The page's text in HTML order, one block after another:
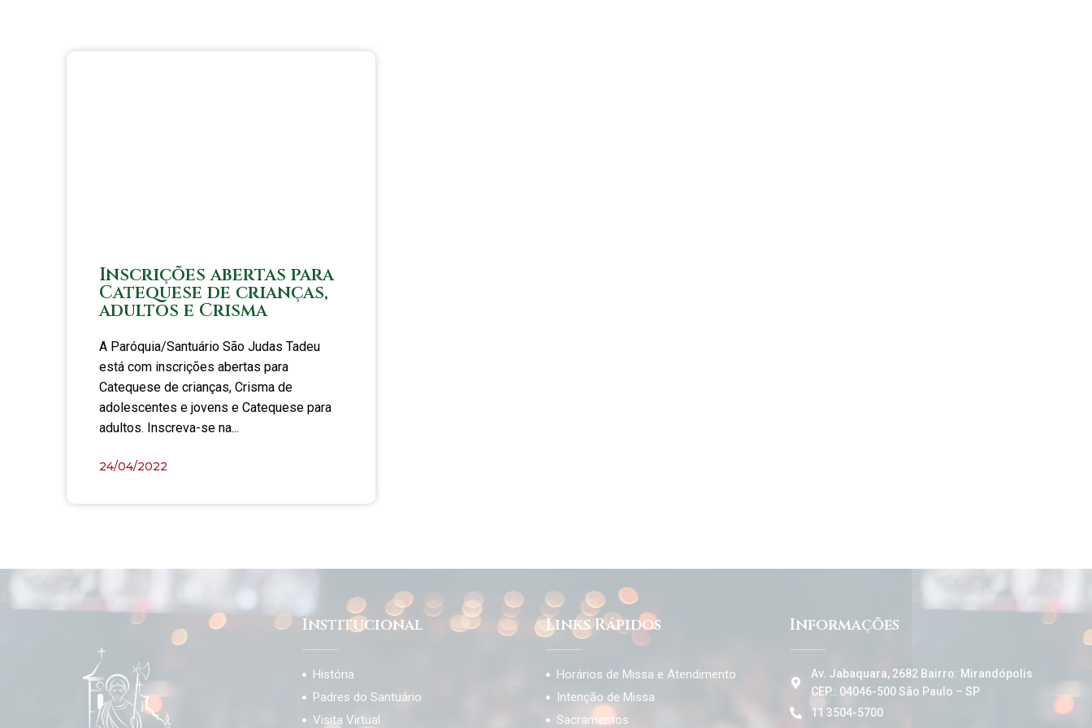
Inscrições abertas para
Catequese de crianças,
adultos e Crisma
A Paróquia/Santuário São Judas Tadeu
está com inscrições abertas para
Catequese de crianças, Crisma de
adolescentes e jovens e Catequese para
adultos. Inscreva-se na...
24/04/2022
Institucional
História
Padres do Santuário
Visita Virtual
Links Rápidos
Horários de Missa e Atendimento
Intenção de Missa
Sacramentos
Informações
Av. Jabaquara, 2682 Bairro: Mirandópolis
CEP.: 04046-500 São Paulo – SP
11 3504-5700